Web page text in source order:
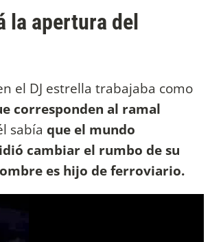
la apertura del
el DJ estrella trabajaba como
corresponden al ramal
sabía que el mundo
cambiar el rumbo de su
es hijo de ferroviario.